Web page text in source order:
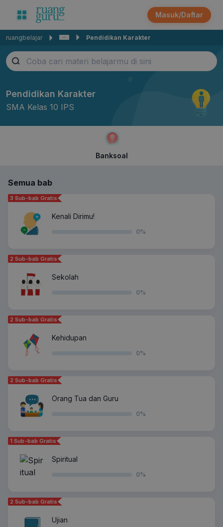
Masuk/Daftar
ruangbelajar Pendidikan Karakter
Pendidikan Karakter
SMA Kelas 10 IPS
Banksoal
Semua bab
3 Sub-bab Gratis
Kenali Dirimu!
0%
2 Sub-bab Gratis
Sekolah
0%
2 Sub-bab Gratis
Kehidupan
0%
2 Sub-bab Gratis
Orang Tua dan Guru
0%
1 Sub-bab Gratis
Spiritual
0%
2 Sub-bab Gratis
Ujian